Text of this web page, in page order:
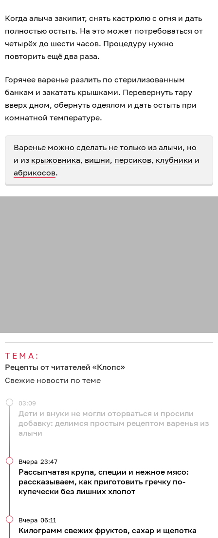
Когда алыча закипит, снять кастрюлю с огня и дать
полностью остыть. На это может потребоваться от
четырёх до шести часов. Процедуру нужно
повторить ещё два раза.
Горячее варенье разлить по стерилизованным
банкам и закатать крышками. Перевернуть тару
вверх дном, обернуть одеялом и дать остыть при
комнатной температуре.
Варенье можно сделать не только из алычи, но
и из крыжовника, вишни, персиков, клубники и
абрикосов.
ТЕМА:
Рецепты от читателей «Клопс»
Свежие новости по теме
Дети и внуки не могли оторваться и просили
добавку: делимся простым рецептом варенья из
алычи
03:09
Рассыпчатая крупа, специи и нежное мясо:
рассказываем, как приготовить гречку по-
купечески без лишних хлопот
Вчера 23:47
Килограмм свежих фруктов, сахар и щепотка
Вчера 06:11